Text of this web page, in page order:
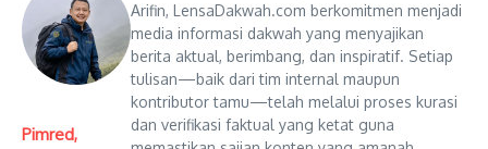
Pimred,
Arifin, LensaDakwah.com berkomitmen menjadi
media informasi dakwah yang menyajikan
berita aktual, berimbang, dan inspiratif. Setiap
tulisan—baik dari tim internal maupun
kontributor tamu—telah melalui proses kurasi
dan verifikasi faktual yang ketat guna